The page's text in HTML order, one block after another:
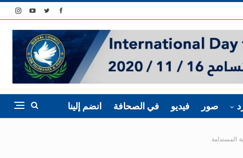
صور فيديو في الصحافة انضم إلينا
المستدامة